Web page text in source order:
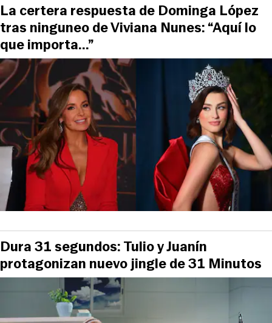
La certera respuesta de Dominga López
tras ninguneo de Viviana Nunes: “Aquí lo
que importa...”
Dura 31 segundos: Tulio y Juanín
protagonizan nuevo jingle de 31 Minutos